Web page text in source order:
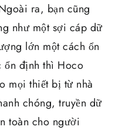
ra, bạn cũng
như một sợi cáp dữ
lớn một cách ổn
ổn định thì Hoco
mọi thiết bị từ nhà
chóng, truyền dữ
toàn cho người